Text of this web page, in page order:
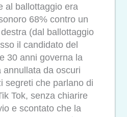
al ballottaggio era
68% contro un
(dal ballottaggio
il candidato del
30 anni governa la
annullata da oscuri
segreti che parlano di
Tok, senza chiarire
e scontato che la